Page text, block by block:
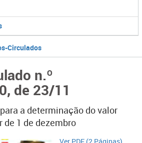
Circulados
n.º
de 23/11
a determinação do valor
de 1 de dezembro